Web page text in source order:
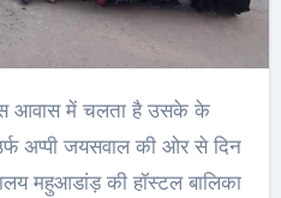
अप्पी जयसवाल की ओर से दिन
महुआडांड़ की हॉस्टल बालिका